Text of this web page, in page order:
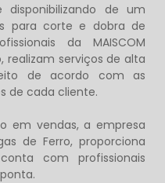
disponibilizando de um
para corte e dobra de
da MAISCOM
, realizam serviços de alta
de acordo com as
de cada cliente.
em vendas, a empresa
de Ferro, proporciona
com profissionais